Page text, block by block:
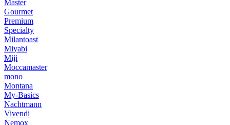
Master
Gourmet
Premium
Specialty
Milantoast
Miyabi
Miji
Moccamaster
mono
Montana
My-Basics
Nachtmann
Vivendi
Nemox